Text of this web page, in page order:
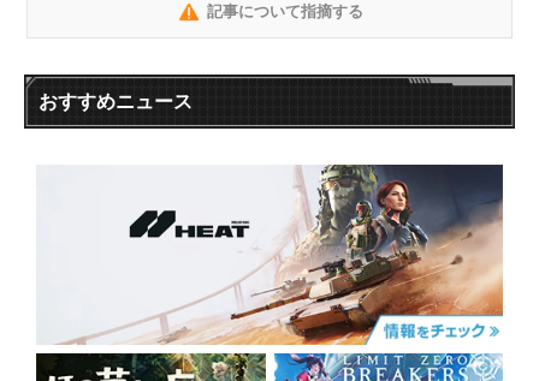
記事について指摘する
おすすめニュース